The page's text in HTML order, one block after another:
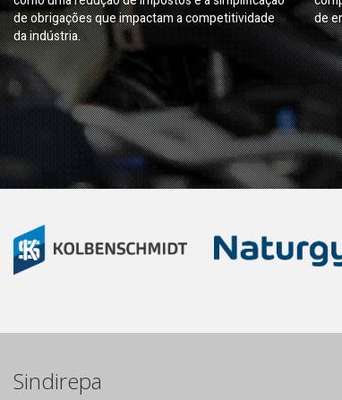
de obrigações que impactam a competitividade
da indústria.
de
Sindirepa